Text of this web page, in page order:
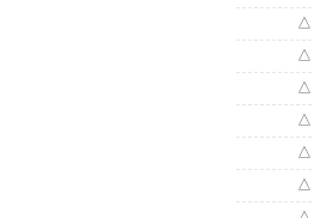
△
△
△
△
△
△